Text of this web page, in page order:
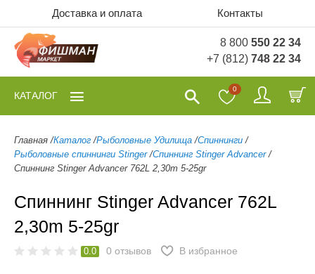
Доставка и оплата Контакты
8 800 550 22 34
+7 (812) 748 22 34
0
КАТАЛОГ
Главная /Каталог /Рыболовные Удилища /Спиннинги /
Рыболовные спиннинги Stinger /Спиннинг Stinger Advancer /
Спиннинг Stinger Advancer 762L 2,30m 5-25gr
Спиннинг Stinger Advancer 762L
2,30m 5-25gr
0.0 0 отзывов В избранное